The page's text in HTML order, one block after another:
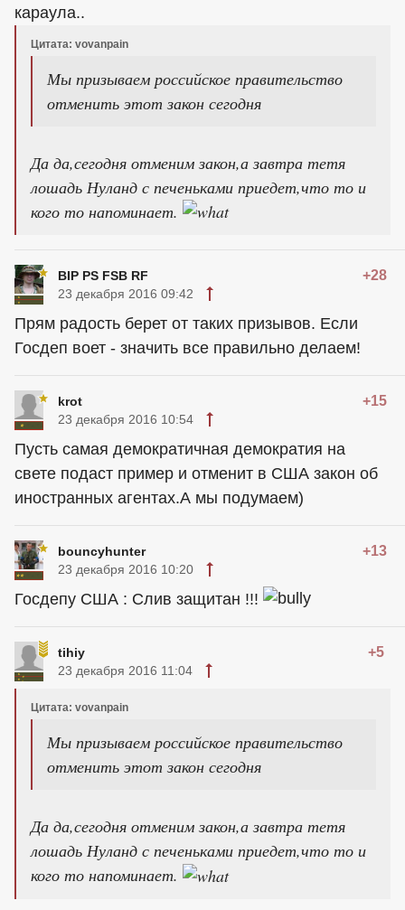
караула..
Цитата: vovanpain
Мы призываем российское правительство
отменить этот закон сегодня
Да да,сегодня отменим закон,а завтра тетя
лошадь Нуланд с печеньками приедет,что то и
кого то напоминает.
BIP PS FSB RF +28
23 декабря 2016 09:42
Прям радость берет от таких призывов. Если
Госдеп воет - значить все правильно делаем!
krot +15
23 декабря 2016 10:54
Пусть самая демократичная демократия на
свете подаст пример и отменит в США закон об
иностранных агентах.А мы подумаем)
bouncyhunter +13
23 декабря 2016 10:20
Госдепу США : Слив защитан !!!
tihiy +5
23 декабря 2016 11:04
Цитата: vovanpain
Мы призываем российское правительство
отменить этот закон сегодня
Да да,сегодня отменим закон,а завтра тетя
лошадь Нуланд с печеньками приедет,что то и
кого то напоминает.